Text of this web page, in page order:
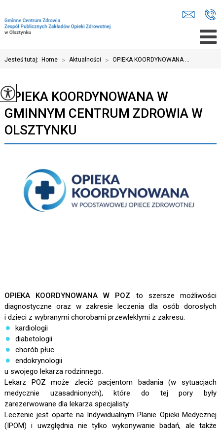
Jesteś tutaj: Home > Aktualności > OPIEKA KOORDYNOWANA ...
OPIEKA KOORDYNOWANA W
GMINNYM CENTRUM ZDROWIA W
OLSZTYNKU
OPIEKA KOORDYNOWANA W POZ to szersze możliwości
diagnostyczne oraz w zakresie leczenia dla osób dorosłych
i dzieci z wybranymi chorobami przewlekłymi z zakresu:
kardiologii
diabetologii
chorób płuc
endokrynologii
u swojego lekarza rodzinnego.
Lekarz POZ może zlecić pacjentom badania (w sytuacjach
medycznie uzasadnionych), które do tej pory były
zarezerwowane dla lekarza specjalisty.
Leczenie jest oparte na Indywidualnym Planie Opieki Medycznej
(IPOM) i uwzględnia nie tylko wykonywanie badań, ale także